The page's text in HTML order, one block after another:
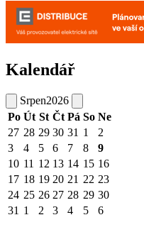
Kalendář
Srpen2026
Po Út St Čt Pá So Ne
27 28 29 30 31 1
2
3
4 5 6 7 8
9
10 11 12 13 14 15 16
17 18 19 20 21 22 23
24 25 26 27 28 29 30
31 1 2 3 4 5 6